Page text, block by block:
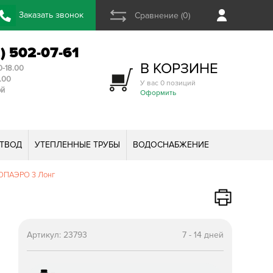
Заказать звонок Сравнение (0)
502-07-61
18.00
В КОРЗИНЕ
У вас 0 позиций
Оформить
УТЕПЛЕННЫЕ ТРУБЫ ВОДОСНАБЖЕНИЕ
3 Лонг
7 - 14 дней
Артикул:23793